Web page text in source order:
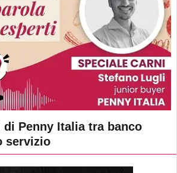
Penny Italia tra banco
servizio